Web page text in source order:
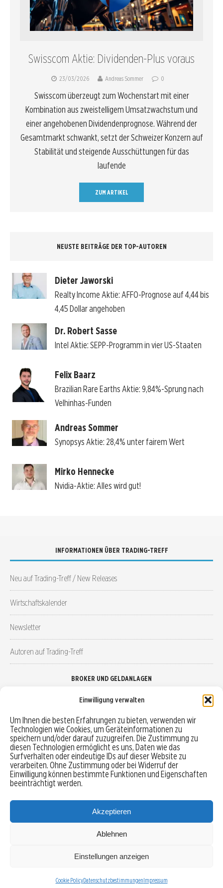
Einwilligung verwalten
Um Ihnen die besten Erfahrungen zu bieten, verwenden wir
Technologien wie Cookies, um Geräteinformationen zu
speichern und/oder darauf zuzugreifen. Die Zustimmung zu
diesen Technologien ermöglicht es uns, Daten wie das
Surfverhalten oder eindeutige IDs auf dieser Website zu
verarbeiten. Ohne Zustimmung oder bei Widerruf der
Einwilligung können bestimmte Funktionen und Eigenschaften
beeinträchtigt werden.
Akzeptieren
Ablehnen
Einstellungen anzeigen
Cookie PolicyDatenschutzbestimmungenImpressum
Swisscom Aktie: Dividenden-Plus voraus
23/03/2026 Andreas Sommer 0
Swisscom überzeugt zum Wochenstart mit einer
Kombination aus zweistelligem Umsatzwachstum und
einer angehobenen Dividendenprognose. Während der
Gesamtmarkt schwankt, setzt der Schweizer Konzern auf
Stabilität und steigende Ausschüttungen für das
laufende
ZUM ARTIKEL
NEUSTE BEITRÄGE DER TOP-AUTOREN
Dieter Jaworski
Realty Income Aktie: AFFO-Prognose auf 4,44 bis
4,45 Dollar angehoben
Dr. Robert Sasse
Intel Aktie: SEPP-Programm in vier US-Staaten
Felix Baarz
Brazilian Rare Earths Aktie: 9,84%-Sprung nach
Velhinhas-Funden
Andreas Sommer
Synopsys Aktie: 28,4% unter fairem Wert
Mirko Hennecke
Nvidia-Aktie: Alles wird gut!
INFORMATIONEN ÜBER TRADING-TREFF
Neu auf Trading-Treff / New Releases
Wirtschaftskalender
Newsletter
Autoren auf Trading-Treff
BROKER UND GELDANLAGEN
Robo-Advisor vergleichen
Depotvergleich
Festgeld vergleichen
Tagesgeld vergleichen